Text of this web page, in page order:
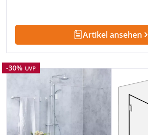
Artikel ansehen
Rabatt
-30% UVP